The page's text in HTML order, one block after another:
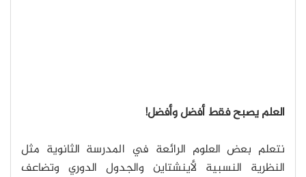
العلم يصبح فقط أفضل وأفضل!
نتعلم بعض العلوم الرائعة في المدرسة الثانوية مثل
النظرية النسبية لأينشتاين والجدول الدوري وتضاعف